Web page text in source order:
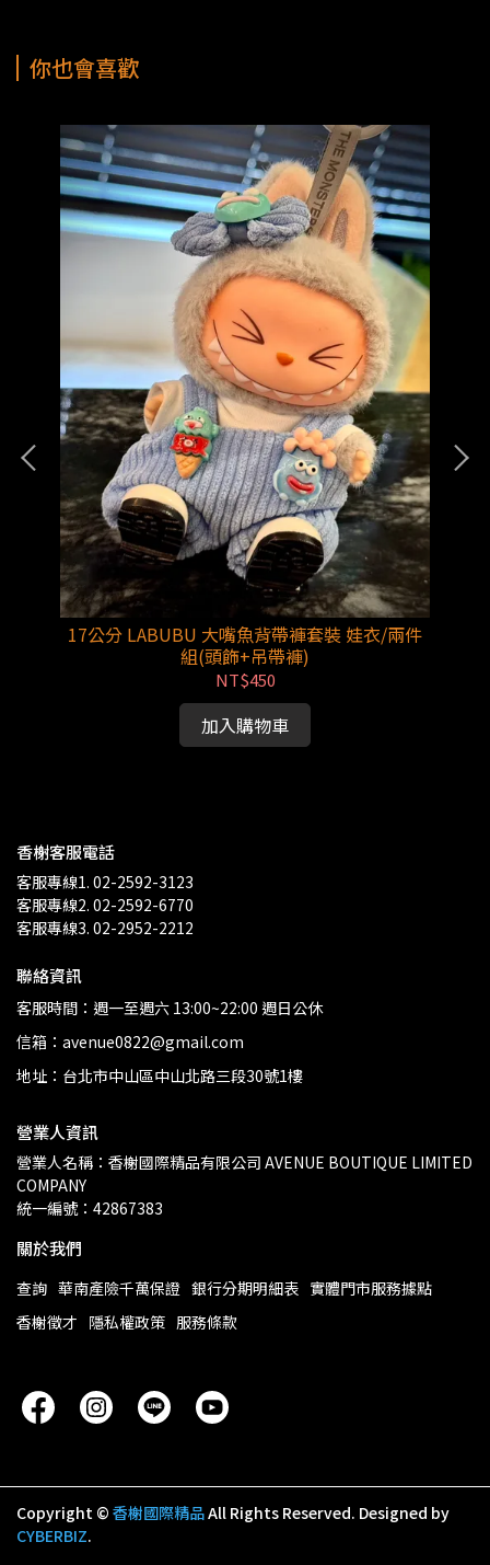
你也會喜歡
17公分 LABUBU 大嘴魚背帶褲套裝 娃衣/兩件
組(頭飾+吊帶褲)
NT$450
加入購物車
香榭客服電話
客服專線1. 02-2592-3123
客服專線2. 02-2592-6770
客服專線3. 02-2952-2212
聯絡資訊
客服時間：週一至週六 13:00~22:00 週日公休
信箱：avenue0822@gmail.com
地址：台北市中山區中山北路三段30號1樓
營業人資訊
營業人名稱：香榭國際精品有限公司 AVENUE BOUTIQUE LIMITED
COMPANY
統一編號：42867383
關於我們
查詢 華南產險千萬保證 銀行分期明細表 實體門市服務據點
香榭徵才 隱私權政策 服務條款
Copyright © 香榭國際精品All Rights Reserved. Designed by
CYBERBIZ.